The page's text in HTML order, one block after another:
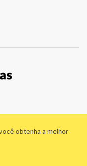
obtenha a melhor
0001-89 - Rua Dr.